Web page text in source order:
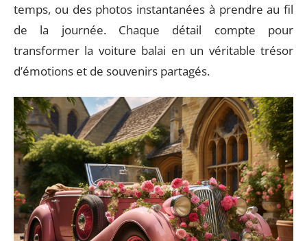
temps, ou des photos instantanées à prendre au fil
de la journée. Chaque détail compte pour
transformer la voiture balai en un véritable trésor
d’émotions et de souvenirs partagés.